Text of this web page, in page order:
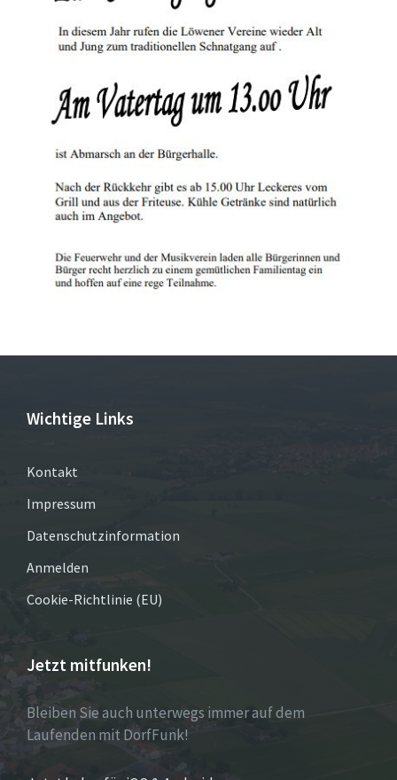
Wichtige Links
Kontakt
Impressum
Datenschutzinformation
Anmelden
Cookie-Richtlinie (EU)
Jetzt mitfunken!
Bleiben Sie auch unterwegs immer auf dem
Laufenden mit DorfFunk!